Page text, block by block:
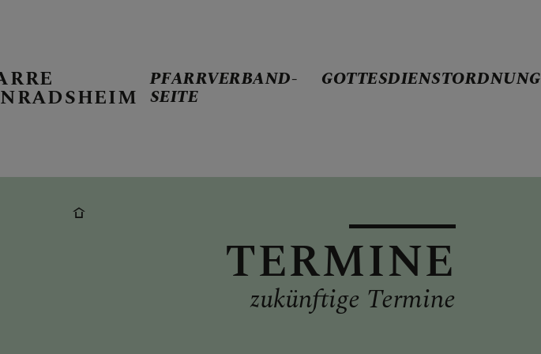
GOTTESDIENSTORDNUNG
TERMINKALENDER
PFARRVERBAND-
SEITE
GOTTESDIENSTORDNUNG
TERMINE
zukünftige Termine